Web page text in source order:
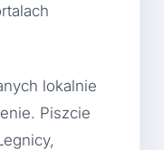
lokalnie
Piszcie